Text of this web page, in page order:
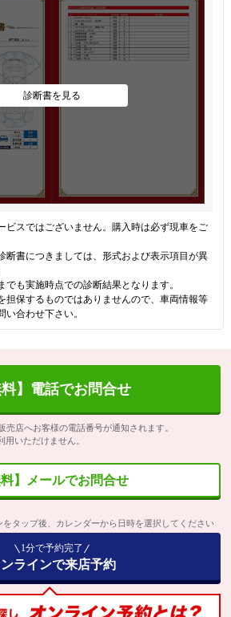
診断書を見る
スではございません。購入時は必ず現車をご
書につきましては、形式および表示項目が異
も実施時点での診断結果となります。
担保するものではありませんので、車両情報等
合わせ下さい。
料】電話でお問合せ
売店へお客様の電話番号が通知されます。
用いただけません。
料】メールでお問合せ
をタップ後、カレンダーから日時を選択してください
1分で予約完了
ラインで来店予約